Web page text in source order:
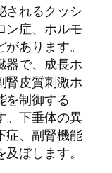
されるクッシ
ン症、ホルモ
あります。
器で、成長ホ
腎皮質刺激ホ
を制御する
。下垂体の異
症、副腎機能
ぼします。